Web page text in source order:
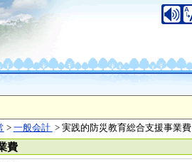
> 一般会計 > 実践的防災教育総合支援事業費
費